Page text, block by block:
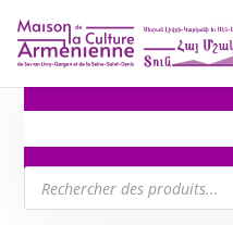
Recherche
de
produits